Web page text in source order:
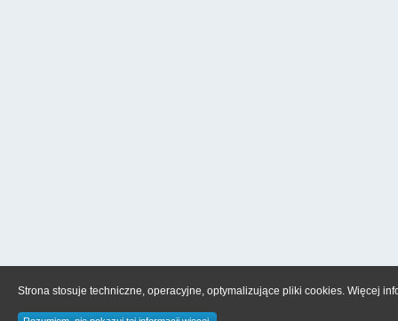
Strona stosuje techniczne, operacyjne, optymalizujące pliki cookies. Więcej